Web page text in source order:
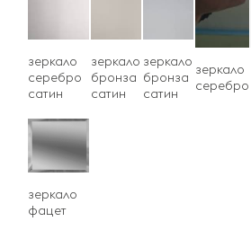
зеркало
серебро
сатин
зеркало
бронза
сатин
зеркало
бронза
сатин
зеркало
серебро
зеркало
фацет